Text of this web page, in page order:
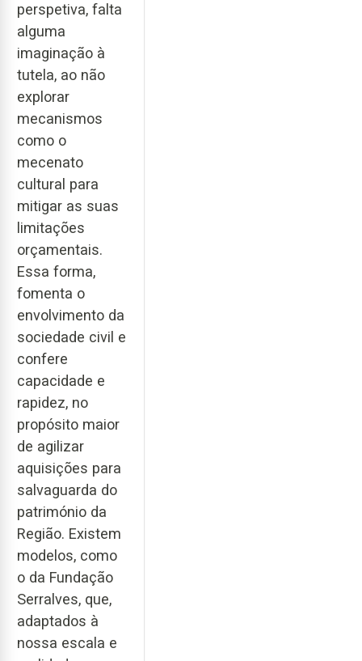
perspetiva, falta
alguma
imaginação à
tutela, ao não
explorar
mecanismos
como o
mecenato
cultural para
mitigar as suas
limitações
orçamentais.
Essa forma,
fomenta o
envolvimento da
sociedade civil e
confere
capacidade e
rapidez, no
propósito maior
de agilizar
aquisições para
salvaguarda do
património da
Região. Existem
modelos, como
o da Fundação
Serralves, que,
adaptados à
nossa escala e